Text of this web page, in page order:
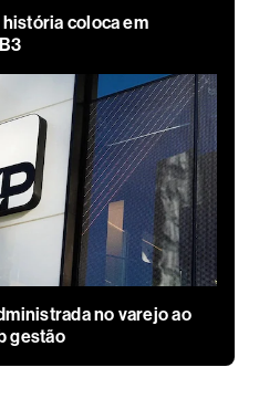
coloca em
no varejo ao
gestão